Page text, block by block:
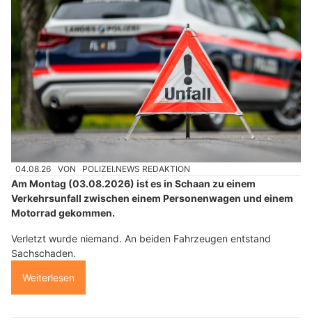
04.08.26 VON POLIZEI.NEWS REDAKTION
Am Montag (03.08.2026) ist es in Schaan zu einem
Verkehrsunfall zwischen einem Personenwagen und einem
Motorrad gekommen.
Verletzt wurde niemand. An beiden Fahrzeugen entstand
Sachschaden.
Weiterlesen